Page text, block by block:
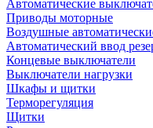
Автоматические
Приводы моторные
Воздушные
Автоматический ввод
Концевые выключатели
Выключатели нагрузки
Шкафы и щитки
Терморегуляция
Щитки